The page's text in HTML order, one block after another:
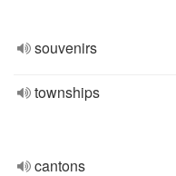
souvenirs
townships
cantons